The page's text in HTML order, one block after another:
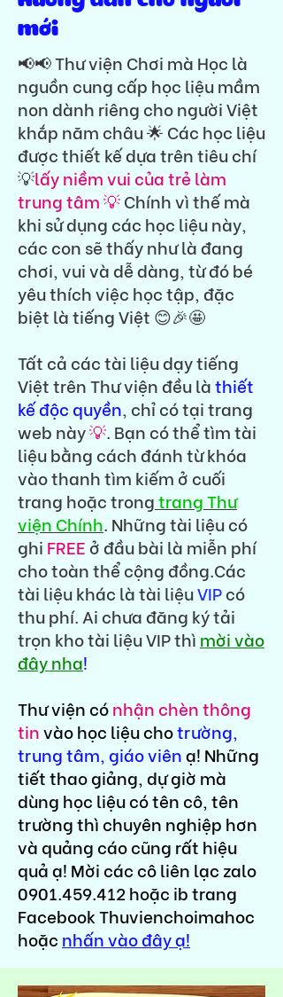
mới
📢📢 Thư viện Chơi mà Học là
nguồn cung cấp học liệu mầm
non dành riêng cho người Việt
khắp năm châu 🌟 Các học liệu
được thiết kế dựa trên tiêu chí
💡lấy niềm vui của trẻ làm
trung tâm 💡Chính vì thế mà
khi sử dụng các học liệu này,
các con sẽ thấy như là đang
chơi, vui và dễ dàng, từ đó bé
yêu thích việc học tập, đặc
biệt là tiếng Việt 😊🎉🤩
Tất cả các tài liệu dạy tiếng
Việt trên Thư viện đều làthiết
kế độc quyền, chỉ có tại trang
web này💡. Bạn có thể tìm tài
liệu bằng cách đánh từ khóa
vào thanh tìm kiếm ở cuối
trang hoặc trongtrang Thư
viện Chính. Những tài liệu có
ghi FREE ở đầu bài là miễn phí
cho toàn thể cộng đồng.Các
tài liệu khác là tài liệuVIPcó
thu phí. Ai chưa đăng ký tải
trọn kho tài liệu VIP thì mời vào
đây nha!
Thư viện cónhận chèn thông
tinvào học liệu chotrường,
trung tâm, giáo viênạ! Những
tiết thao giảng, dự giờ mà
dùng học liệu có tên cô, tên
trường thì chuyên nghiệp hơn
và quảng cáo cũng rất hiệu
quả ạ! Mời các cô liên lạc zalo
0901.459.412hoặc ib trang
Facebook Thuvienchoimahoc
hoặc nhấn vào đây ạ!